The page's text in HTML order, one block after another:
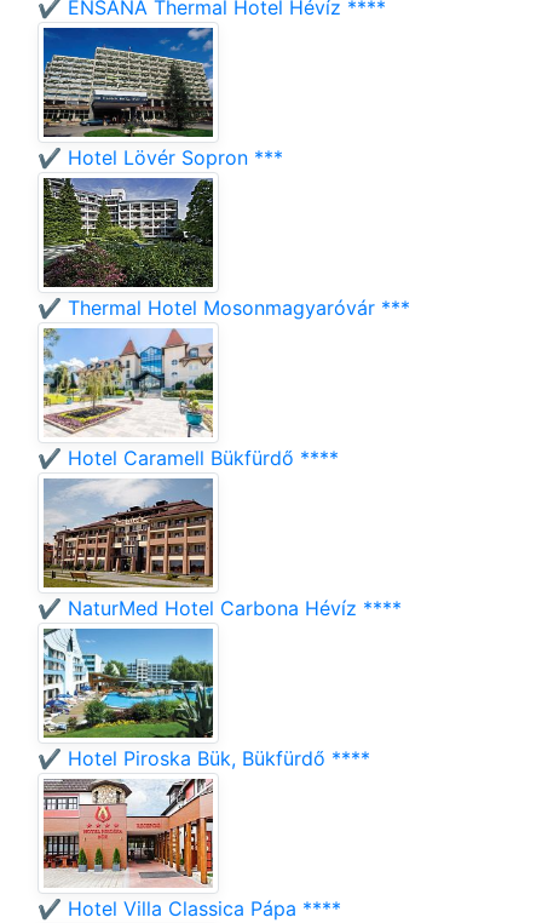
✔️ ENSANA Thermal Hotel Hévíz ****
✔️ Hotel Lövér Sopron ***
✔️ Thermal Hotel Mosonmagyaróvár ***
✔️ Hotel Caramell Bükfürdő ****
✔️ NaturMed Hotel Carbona Hévíz ****
✔️ Hotel Piroska Bük, Bükfürdő ****
✔️ Hotel Villa Classica Pápa ****